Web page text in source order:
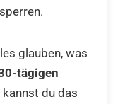
glauben, was
tägigen
kannst du das